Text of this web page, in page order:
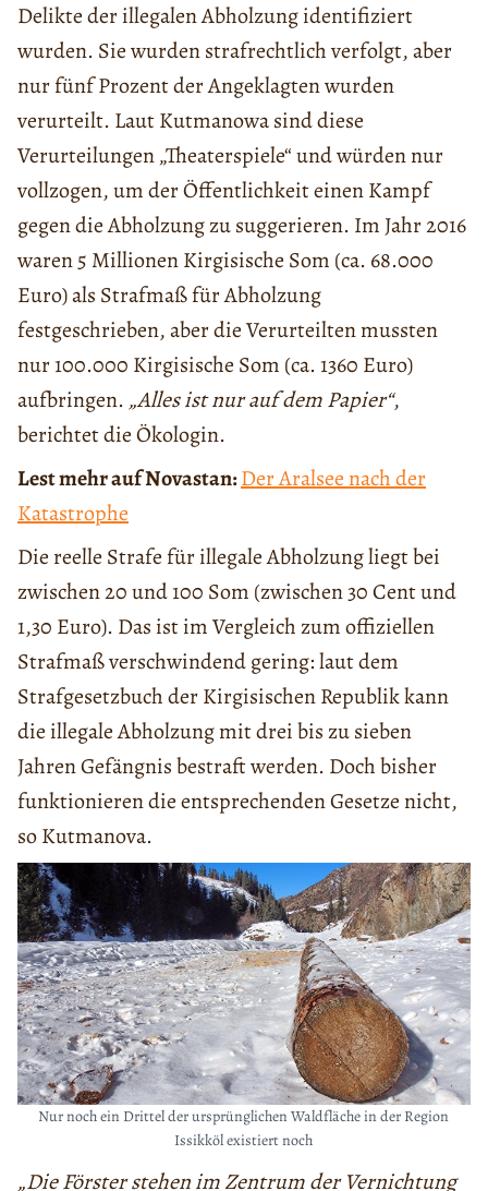
Delikte der illegalen Abholzung identifiziert
wurden. Sie wurden strafrechtlich verfolgt, aber
nur fünf Prozent der Angeklagten wurden
verurteilt. Laut Kutmanowa sind diese
Verurteilungen „Theaterspiele“ und würden nur
vollzogen, um der Öffentlichkeit einen Kampf
gegen die Abholzung zu suggerieren. Im Jahr 2016
waren 5 Millionen Kirgisische Som (ca. 68.000
Euro) als Strafmaß für Abholzung
festgeschrieben, aber die Verurteilten mussten
nur 100.000 Kirgisische Som (ca. 1360 Euro)
aufbringen. „Alles ist nur auf dem Papier“,
berichtet die Ökologin.
Lest mehr auf Novastan:Der Aralsee nach der
Katastrophe
Die reelle Strafe für illegale Abholzung liegt bei
zwischen 20 und 100 Som (zwischen 30 Cent und
1,30 Euro). Das ist im Vergleich zum offiziellen
Strafmaß verschwindend gering: laut dem
Strafgesetzbuch der Kirgisischen Republik kann
die illegale Abholzung mit drei bis zu sieben
Jahren Gefängnis bestraft werden. Doch bisher
funktionieren die entsprechenden Gesetze nicht,
so Kutmanova.
Nur noch ein Drittel der ursprünglichen Waldfläche in der Region
Issikköl existiert noch
„Die Förster stehen im Zentrum der Vernichtung